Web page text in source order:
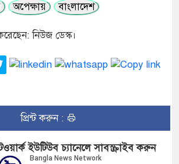
অপেক্ষায় বাংলাদেশ
নিউজ ডেস্ক।
প্রিন্ট করুন :
ইউটিউব চ্যানেলে সাবস্ক্রাইব করুন